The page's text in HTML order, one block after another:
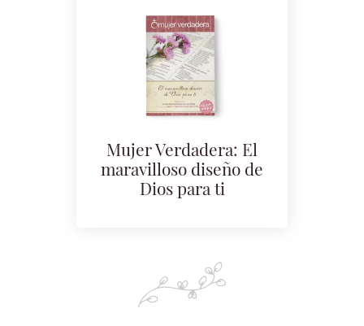
Mujer Verdadera: El
maravilloso diseño de
Dios para ti